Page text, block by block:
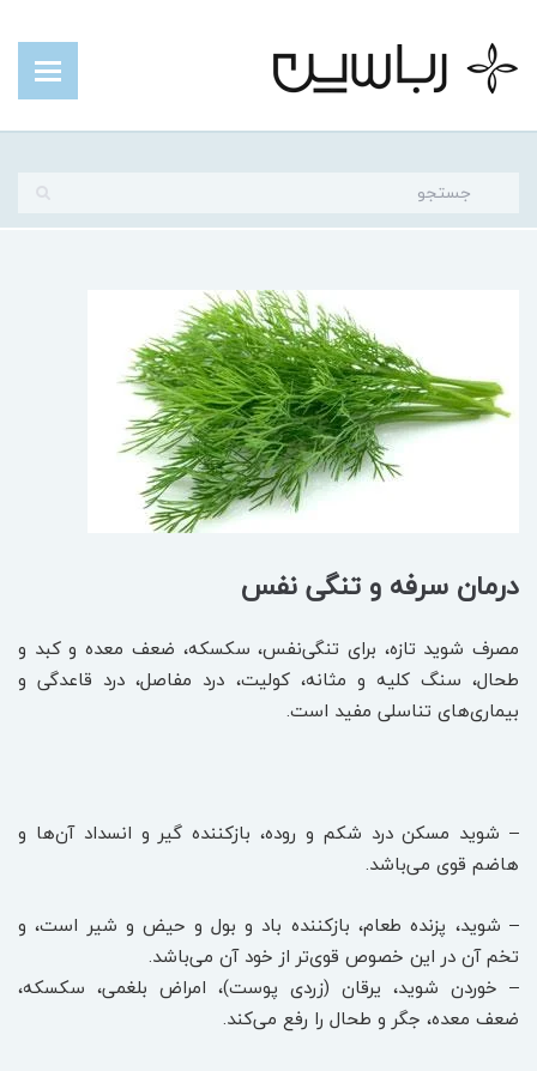
درمان سرفه و تنگی نفس
مصرف شوید تازه، برای تنگی‌نفس، سکسکه، ضعف معده و کبد و
طحال، سنگ کلیه و مثانه، کولیت، درد مفاصل، درد قاعدگی و
بیماری‌های تناسلی مفید است.
– شوید مسکن درد شکم و روده، بازکننده گیر و انسداد آن‌ها و
هاضم قوی می‌باشد.
– شوید، پزنده طعام، بازکننده باد و بول و حیض و شیر است، و
تخم آن در این خصوص قوی‌تر از خود آن می‌باشد.
– خوردن شوید، یرقان (زردی پوست)، امراض بلغمی، سکسکه،
ضعف معده، جگر و طحال را رفع می‌کند.